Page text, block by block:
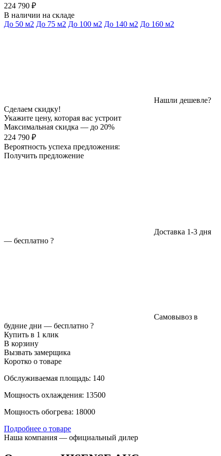
224 790 ₽
В наличии на складе
До 50 м2 До 75 м2 До 100 м2 До 140 м2 До 160 м2
Нашли дешевле?
Сделаем скидку!
Укажите цену, которая вас устроит
Максимальная скидка — до 20%
224 790 ₽
Вероятность успеха предложения:
Получить предложение
Доставка 1-3 дня
— бесплатно ?
Самовывоз в
будние дни — бесплатно ?
Купить в 1 клик
В корзину
Вызвать замерщика
Коротко о товаре
Обслуживаемая площадь: 140
Мощность охлаждения: 13500
Мощность обогрева: 18000
Подробнее о товаре
Наша компания — официальный дилер